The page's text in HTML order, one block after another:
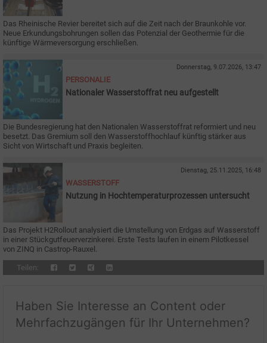
Das Rheinische Revier bereitet sich auf die Zeit nach der Braunkohle vor.
Neue Erkundungsbohrungen sollen das Potenzial der Geothermie für die
künftige Wärmeversorgung erschließen.
Donnerstag, 9.07.2026, 13:47
PERSONALIE
Nationaler Wasserstoffrat neu aufgestellt
Die Bundesregierung hat den Nationalen Wasserstoffrat reformiert und neu
besetzt. Das Gremium soll den Wasserstoffhochlauf künftig stärker aus
Sicht von Wirtschaft und Praxis begleiten.
Dienstag, 25.11.2025, 16:48
WASSERSTOFF
Nutzung in Hochtemperaturprozessen untersucht
Das Projekt H2Rollout analysiert die Umstellung von Erdgas auf Wasserstoff
in einer Stückgutfeuerverzinkerei. Erste Tests laufen in einem Pilotkessel
von ZINQ in Castrop-Rauxel.
Teilen:
Haben Sie Interesse an Content oder
Mehrfachzugängen für Ihr Unternehmen?